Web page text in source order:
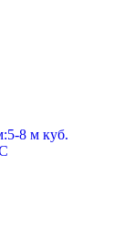
5-8 м куб.